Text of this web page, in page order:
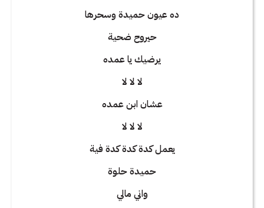
ده عيون حميدة وسحرها
حيروح ضحية
يرضيك يا عمده
لا لا لا
عشان ابن عمده
لا لا لا
يعمل كدة كدة كدة فية
حميدة حلوة
واني مالي